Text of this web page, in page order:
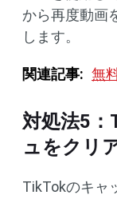
から再度動画
します。
関連記事: 無
対処法5
ュをクリ
TikTokのキャ